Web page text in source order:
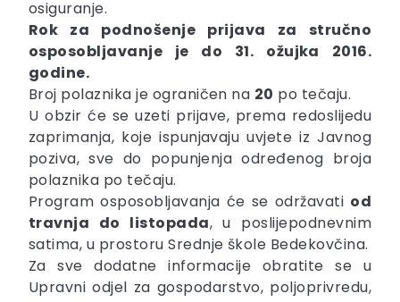
osiguranje.
Rok za podnošenje prijava za stručno
osposobljavanje je do 31. ožujka 2016.
godine.
Broj polaznika je ograničen na 20 po tečaju.
U obzir će se uzeti prijave, prema redoslijedu
zaprimanja, koje ispunjavaju uvjete iz Javnog
poziva, sve do popunjenja određenog broja
polaznika po tečaju.
Program osposobljavanja će se održavati od
travnja do listopada, u poslijepodnevnim
satima, u prostoru Srednje škole Bedekovčina.
Za sve dodatne informacije obratite se u
Upravni odjel za gospodarstvo, poljoprivredu,